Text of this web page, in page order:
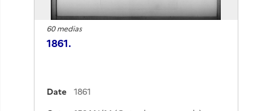
60 medias
1861.
Date
1861